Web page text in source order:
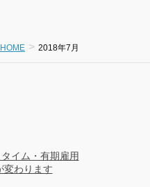
2018年7月
イム・有期雇用
変わります